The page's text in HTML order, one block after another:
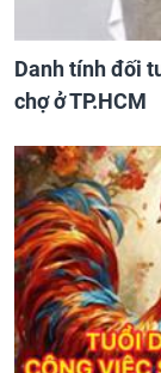
Danh tính đối
chợ ở TP.HCM